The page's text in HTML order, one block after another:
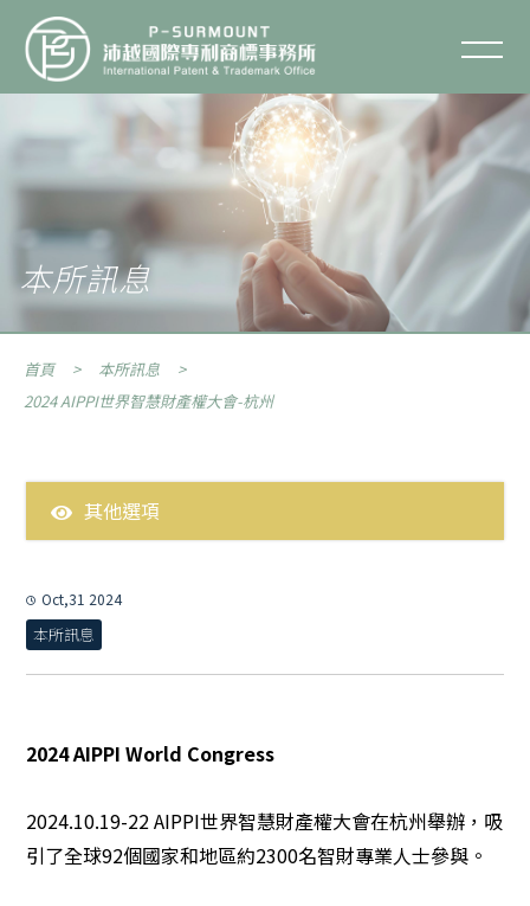
2024 AIPPI世界智慧財產權大
會-杭州
關於沛越
服務項目
服務流程
智財專欄
最新消息
聯絡我們
本所訊息
首頁
本所訊息
2024 AIPPI世界智慧財產權大會-杭州
其他選項
智財新訊
Oct,31 2024
本所訊息
2024 AIPPI World Congress
2024.10.19-22 AIPPI世界智慧財產權大會在杭州舉辦，吸
引了全球92個國家和地區約2300名智財專業人士參與。